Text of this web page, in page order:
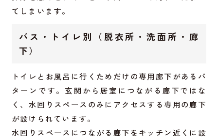
てしまいます。
バス・トイレ別（脱衣所・洗面所・廊
下）
トイレとお風呂に行くためだけの専用廊下があるパ
ターンです。玄関から居室につながる廊下ではな
く、水回りスペースのみにアクセスする専用の廊下
が設けられています。
水回りスペースにつながる廊下をキッチン近くに設